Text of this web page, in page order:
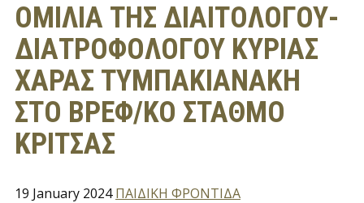
ΟΜΙΛΙΑ ΤΗΣ ΔΙΑΙΤΟΛΟΓΟΥ-
ΔΙΑΤΡΟΦΟΛΟΓΟΥ ΚΥΡΙΑΣ
ΧΑΡΑΣ ΤΥΜΠΑΚΙΑΝΑΚΗ
ΣΤΟ ΒΡΕΦ/ΚΟ ΣΤΑΘΜΟ
ΚΡΙΤΣΑΣ
19 January 2024 ΠΑΙΔΙΚΗ ΦΡΟΝΤΙΔΑ